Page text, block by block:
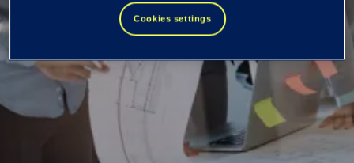
Cookies settings